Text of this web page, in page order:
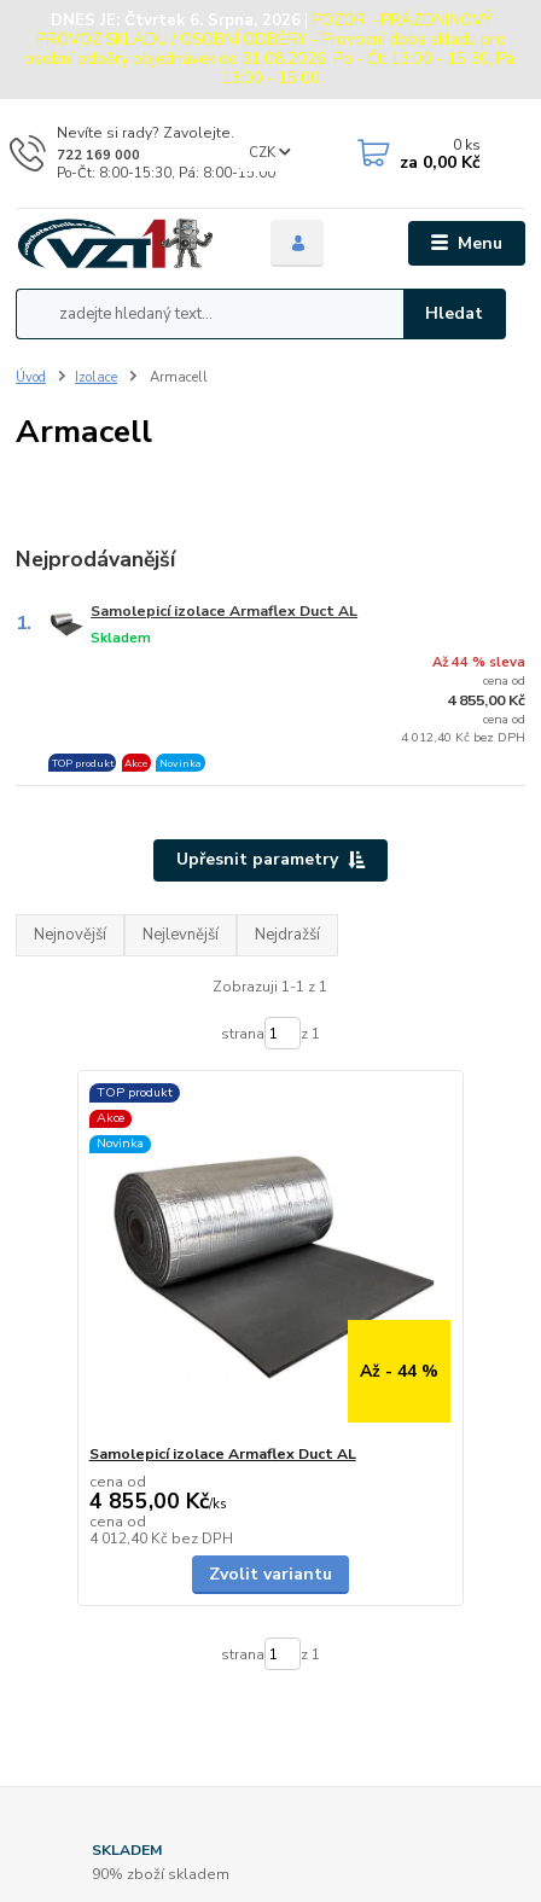
DNES JE: Čtvrtek 6. Srpna, 2026 | POZOR - PRÁZDNINOVÝ
PROVOZ SKLADU / OSOBNÍ ODBĚRY - Provozní doba skladu pro
osobní odběry objednávek do 31.08.2026: Po - Čt: 13:00 - 15:30, Pá:
13:00 - 15:00
Menu
CZK
Hledat
Nevíte si rady? Zavolejte.
722 169 000
Po-Čt: 8:00-15:30, Pá: 8:00-15:00
0 ks
za 0,00 Kč
Úvod Izolace Armacell
Armacell
Nejprodávanější
1. Samolepicí izolace Armaflex Duct AL
Skladem
TOP produkt Akce Novinka
Až 44 % sleva
cena od
4 855,00 Kč
cena od
4 012,40 Kč bez DPH
Upřesnit parametry
Nejnovější Nejlevnější Nejdražší
Zobrazuji 1-1 z 1
strana z 1
TOP produkt
Akce
Novinka
Až - 44 %
Samolepicí izolace Armaflex Duct AL
cena od
4 855,00 Kč/ks
cena od
4 012,40 Kč bez DPH
Zvolit variantu
strana z 1
SKLADEM
90% zboží skladem